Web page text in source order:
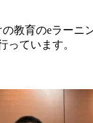
教育のeラーニ
っています。